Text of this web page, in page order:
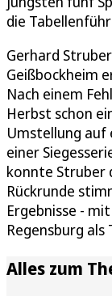
die
Gerhard
Geißbockheim
Nach einem
Herbst schon
Umstellung
einer
konnte Struber
Rückrunde
Ergebnisse -
Regensburg
Alles zum